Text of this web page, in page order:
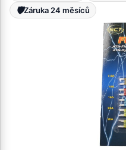
🛡️Záruka 24 měsíců